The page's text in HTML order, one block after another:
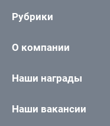
Рубрики
О компании
Наши награды
Наши вакансии